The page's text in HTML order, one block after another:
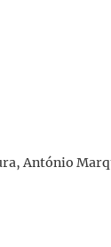
António